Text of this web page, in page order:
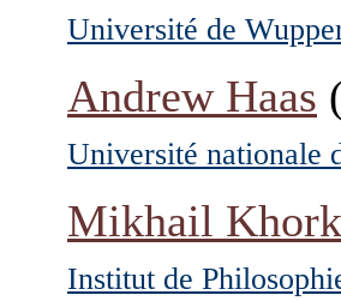
Université de
Andrew Haas
Université nationale
Mikhail
Institut de